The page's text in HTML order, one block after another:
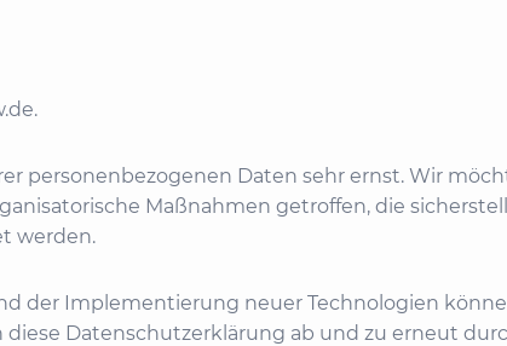
personenbezogenen Daten sehr ernst. Wir
Maßnahmen getroffen, die
werden.
der Implementierung neuer Technologien
Datenschutzerklärung ab und zu erneut